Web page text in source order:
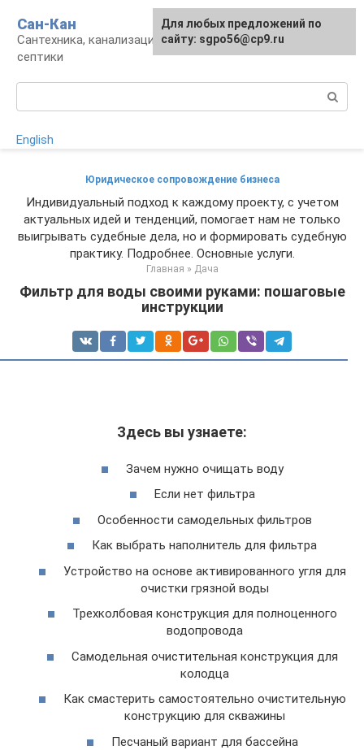
контенту
Сан-Кан
Сантехника, канализация, водопровод,
септики
English
Юридическое сопровождение бизнеса
Индивидуальный подход к каждому проекту, с учетом
актуальных идей и тенденций, помогает нам не только
выигрывать судебные дела, но и формировать судебную
практику. Подробнее. Основные услуги.
Главная » Дача
Фильтр для воды своими руками: пошаговые
инструкции
Здесь вы узнаете:
Зачем нужно очищать воду
Если нет фильтра
Особенности самодельных фильтров
Как выбрать наполнитель для фильтра
Устройство на основе активированного угля для
очистки грязной воды
Трехколбовая конструкция для полноценного
водопровода
Самодельная очистительная конструкция для
колодца
Как смастерить самостоятельно очистительную
конструкцию для скважины
Песчаный вариант для бассейна
Для любых предложений по
сайту: sgpo56@cp9.ru